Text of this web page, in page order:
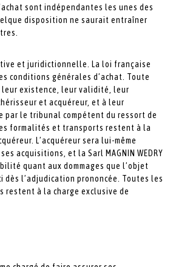
sont indépendantes les unes des
disposition ne saurait entraîner
et juridictionnelle. La loi française
conditions générales d’achat. Toute
existence, leur validité, leur
et acquéreur, et à leur
par le tribunal compétent du ressort de
formalités et transports restent à la
L’acquéreur sera lui-même
acquisitions, et la Sarl MAGNIN WEDRY
quant aux dommages que l’objet
dès l’adjudication prononcée. Toutes les
à la charge exclusive de